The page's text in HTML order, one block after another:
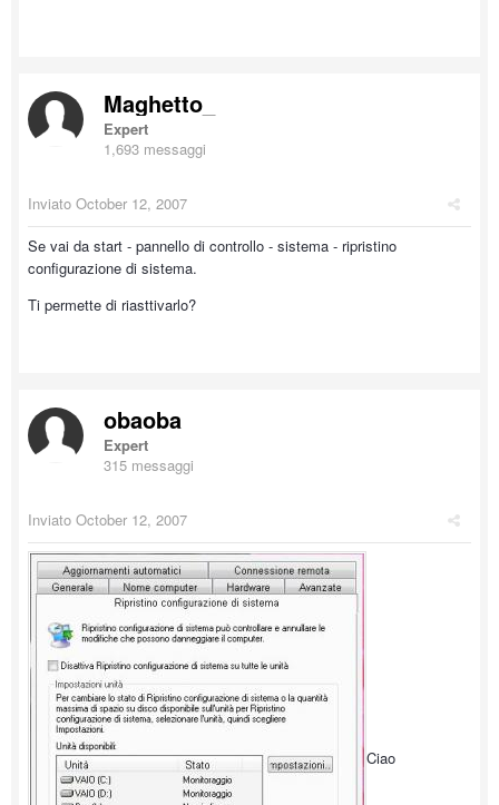
Maghetto_
Expert
1,693 messaggi
Inviato October 12, 2007
Se vai da start - pannello di controllo - sistema - ripristino
configurazione di sistema.
Ti permette di riasttivarlo?
obaoba
Expert
315 messaggi
Inviato October 12, 2007
Ciao